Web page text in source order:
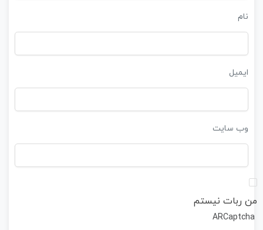
نام
ایمیل
وب‌ سایت
من ربات نیستم
ARCaptcha